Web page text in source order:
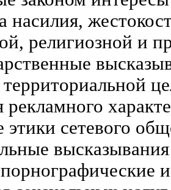
насилия,
религиозной и
сетевого